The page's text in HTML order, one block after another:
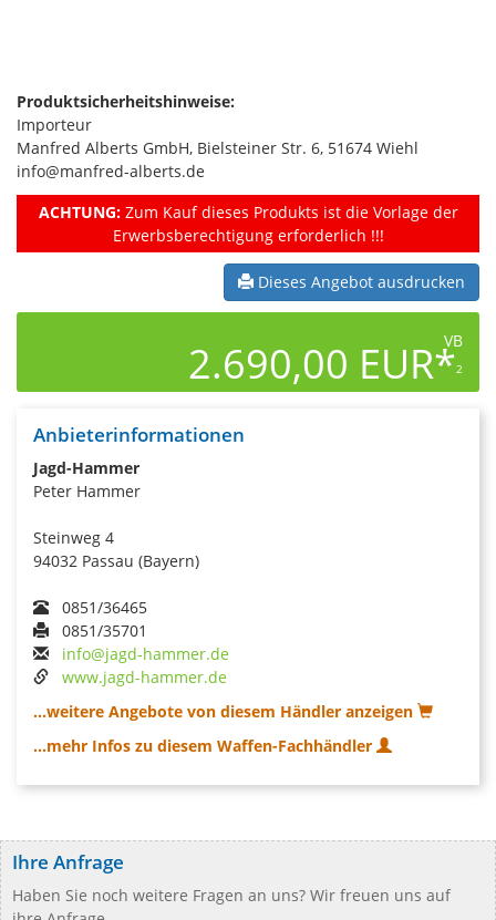
Produktsicherheitshinweise:
Importeur
Manfred Alberts GmbH, Bielsteiner Str. 6, 51674 Wiehl
info@manfred-alberts.de
ACHTUNG:Zum Kauf dieses Produkts ist die Vorlage der
Erwerbsberechtigung erforderlich !!!
Dieses Angebot ausdrucken
VB
2.690,00 EUR*2
Anbieterinformationen
Jagd-Hammer
Peter Hammer
Steinweg 4
94032 Passau (Bayern)
0851/36465
0851/35701
info@jagd-hammer.de
www.jagd-hammer.de
...weitere Angebote von diesem Händler anzeigen
...mehr Infos zu diesem Waffen-Fachhändler
Ihre Anfrage
Haben Sie noch weitere Fragen an uns? Wir freuen uns auf